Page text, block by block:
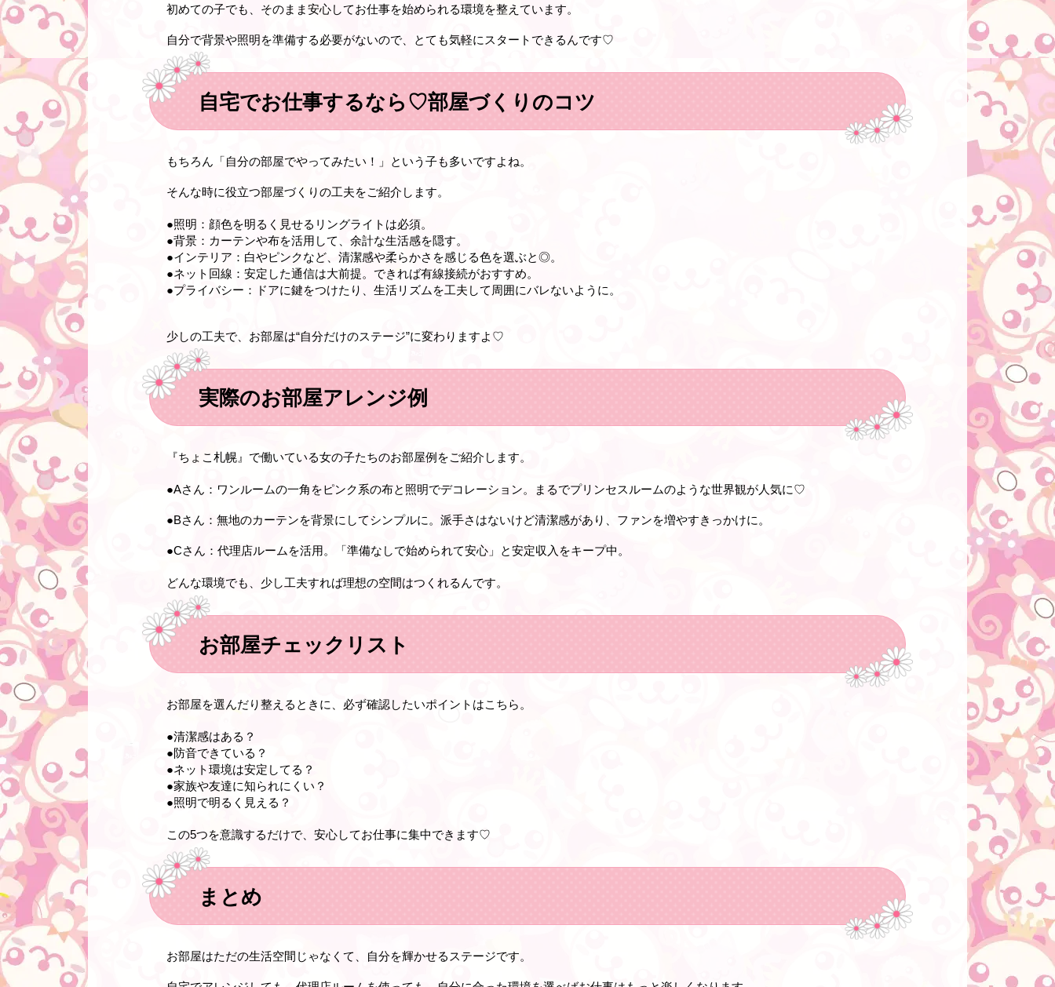
初めての子でも、そのまま安心してお仕事を始められる環境を整えています。
自分で背景や照明を準備する必要がないので、とても気軽にスタートできるんです♡
自宅でお仕事するなら♡部屋づくりのコツ
もちろん「自分の部屋でやってみたい！」という子も多いですよね。
そんな時に役立つ部屋づくりの工夫をご紹介します。
●照明 ：顔色を明るく見せるリングライトは必須。
●背景 ：カーテンや布を活用して、余計な生活感を隠す。
●インテリア ：白やピンクなど、清潔感や柔らかさを感じる色を選ぶと◎。
●ネット回線 ：安定した通信は大前提。できれば有線接続がおすすめ。
●プライバシー ：ドアに鍵をつけたり、生活リズムを工夫して周囲にバレないように。
少しの工夫で、お部屋は“自分だけのステージ”に変わりますよ♡
実際のお部屋アレンジ例
『ちょこ札幌』で働いている女の子たちのお部屋例をご紹介します。
●Aさん ：ワンルームの一角をピンク系の布と照明でデコレーション。まるでプリンセスルームのような世界観が人気に♡
●Bさん ：無地のカーテンを背景にしてシンプルに。派手さはないけど清潔感があり、ファンを増やすきっかけに。
●Cさん ：代理店ルームを活用。「準備なしで始められて安心」と安定収入をキープ中。
どんな環境でも、少し工夫すれば理想の空間はつくれるんです。
お部屋チェックリスト
お部屋を選んだり整えるときに、必ず確認したいポイントはこちら。
●清潔感はある？
●防音できている？
●ネット環境は安定してる？
●家族や友達に知られにくい？
●照明で明るく見える？
この5つを意識するだけで、安心してお仕事に集中できます♡
まとめ
お部屋はただの生活空間じゃなくて、自分を輝かせるステージです。